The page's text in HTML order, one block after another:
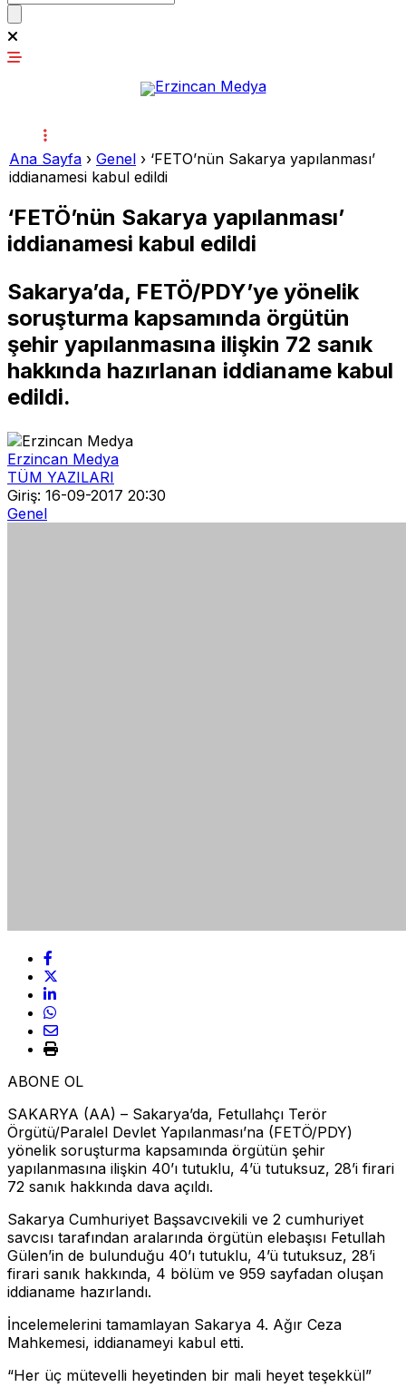
Ana Sayfa › Genel › ‘FETÖ’nün Sakarya yapılanması’
iddianamesi kabul edildi
‘FETÖ’nün Sakarya yapılanması’
iddianamesi kabul edildi
Sakarya’da, FETÖ/PDY’ye yönelik
soruşturma kapsamında örgütün
şehir yapılanmasına ilişkin 72 sanık
hakkında hazırlanan iddianame kabul
edildi.
Erzincan Medya
TÜM YAZILARI
Giriş: 16-09-2017 20:30
Genel
ABONE OL
SAKARYA (AA) – Sakarya’da, Fetullahçı Terör
Örgütü/Paralel Devlet Yapılanması’na (FETÖ/PDY)
yönelik soruşturma kapsamında örgütün şehir
yapılanmasına ilişkin 40’ı tutuklu, 4’ü tutuksuz, 28’i firari
72 sanık hakkında dava açıldı.
Sakarya Cumhuriyet Başsavcıvekili ve 2 cumhuriyet
savcısı tarafından aralarında örgütün elebaşısı Fetullah
Gülen’in de bulunduğu 40’ı tutuklu, 4’ü tutuksuz, 28’i
firari sanık hakkında, 4 bölüm ve 959 sayfadan oluşan
iddianame hazırlandı.
İncelemelerini tamamlayan Sakarya 4. Ağır Ceza
Mahkemesi, iddianameyi kabul etti.
“Her üç mütevelli heyetinden bir mali heyet teşekkül”